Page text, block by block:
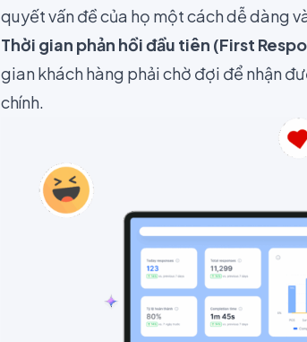
quyết vấn đề của họ một cách dễ dàng
Thời gian phản hồi đầu tiên (First
gian khách hàng phải chờ đợi để nhận
chính.